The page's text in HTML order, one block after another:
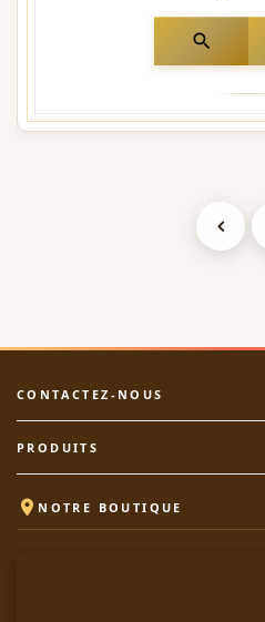
search
CONTACTEZ-NOUS
PRODUITS
 NOTRE BOUTIQUE